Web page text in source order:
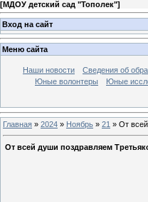
[МДОУ детский сад "Тополек"]
Вход на сайт
Меню сайта
Наши новости Сведения об
Юные волонтеры
Юные
Главная » 2024 » Ноябрь » 21 » От
От всей души поздравляем